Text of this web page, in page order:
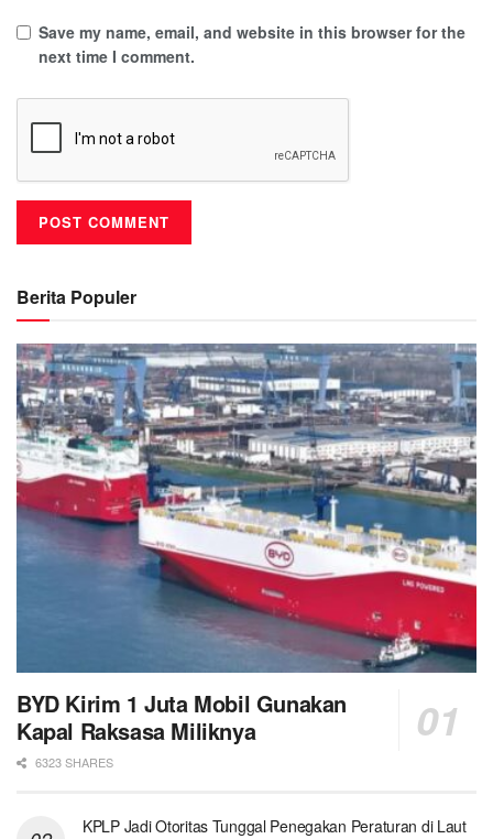
Save my name, email, and website in this browser for the
next time I comment.
Berita Populer
BYD Kirim 1 Juta Mobil Gunakan
Kapal Raksasa Miliknya
6323 SHARES
KPLP Jadi Otoritas Tunggal Penegakan Peraturan di Laut